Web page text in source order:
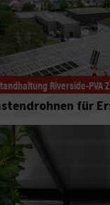
Riverside-PVA
für